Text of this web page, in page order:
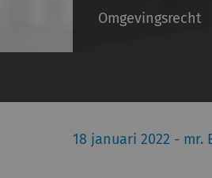
Omgevingsrecht
18 januari 2022 - mr.